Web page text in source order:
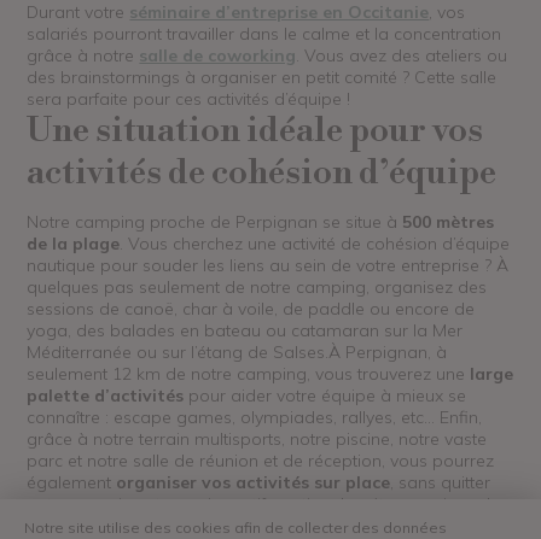
Notre site utilise des cookies afin de collecter des données
Durant votre séminaire d’entreprise en Occitanie, vos
salariés pourront travailler dans le calme et la concentration
grâce à notre salle de coworking. Vous avez des ateliers ou
des brainstormings à organiser en petit comité ? Cette salle
sera parfaite pour ces activités d’équipe !
Une situation idéale pour vos
activités de cohésion d’équipe
Notre camping proche de Perpignan se situe à 500 mètres
de la plage. Vous cherchez une activité de cohésion d’équipe
nautique pour souder les liens au sein de votre entreprise ? À
quelques pas seulement de notre camping, organisez des
sessions de canoë, char à voile, de paddle ou encore de
yoga, des balades en bateau ou catamaran sur la Mer
Méditerranée ou sur l’étang de Salses.À Perpignan, à
seulement 12 km de notre camping, vous trouverez une large
palette d’activités pour aider votre équipe à mieux se
connaître : escape games, olympiades, rallyes, etc… Enfin,
grâce à notre terrain multisports, notre piscine, notre vaste
parc et notre salle de réunion et de réception, vous pourrez
également organiser vos activités sur place, sans quitter
notre camping : tournoi sportif, parties de pétanque, jeux de
plein air, soirée team building…